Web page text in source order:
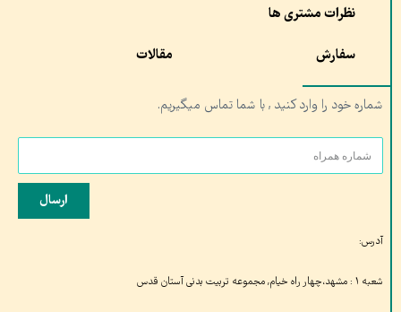
نظرات مشتری ها
سفارش مقالات
شماره خود را وارد کنید , با شما تماس میگیریم.
ارسال
آدرس:
شعبه ۱ : مشهد،چهار راه خیام, مجموعه تربیت بدنی آستان قدس